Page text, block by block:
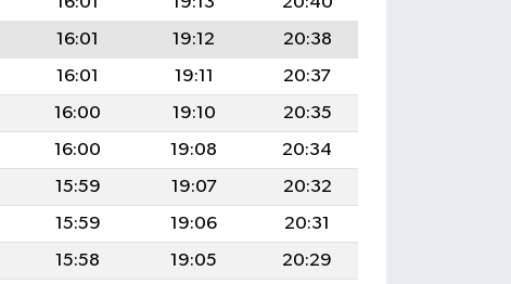
16:01 19:12
20:38
16:01 19:11
20:37
16:00 19:10
20:35
16:00 19:08
20:34
15:59 19:07
20:32
15:59 19:06
20:31
15:58 19:05
20:29